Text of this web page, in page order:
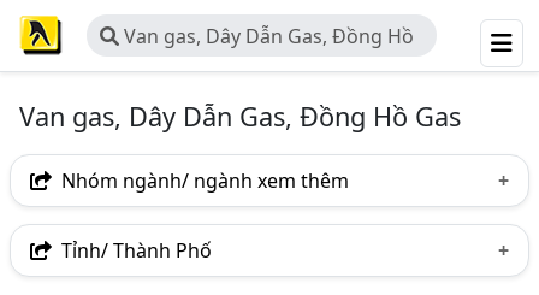
Van gas, Dây Dẫn Gas, Đồng Hồ
Gas
Van gas, Dây Dẫn Gas, Đồng Hồ Gas
Nhóm ngành/ ngành xem thêm
Ngành nghề
Tỉnh/ Thành Phố